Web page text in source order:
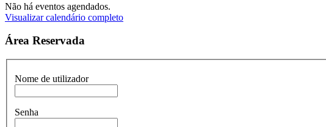
Não há eventos agendados.
Visualizar calendário completo
Área Reservada
Nome de utilizador
Senha